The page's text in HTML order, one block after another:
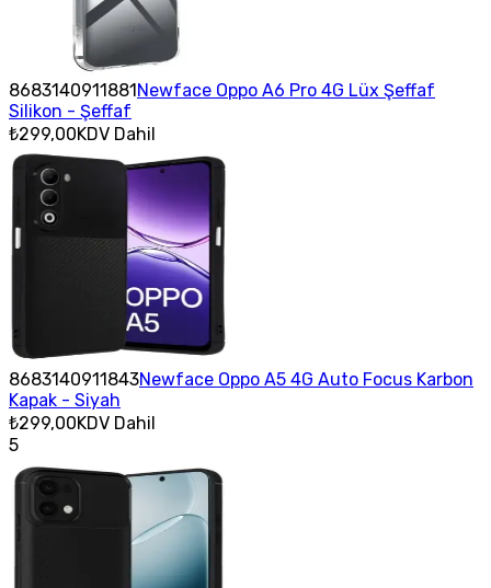
8683140911881Newface Oppo A6 Pro 4G Lüx Şeffaf
Silikon - Şeffaf
₺299,00KDV Dahil
8683140911843Newface Oppo A5 4G Auto Focus Karbon
Kapak - Siyah
₺299,00KDV Dahil
5